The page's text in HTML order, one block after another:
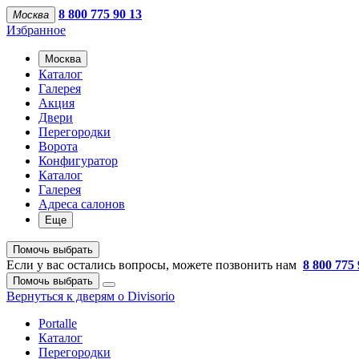
Москва
8 800 775 90 13
Избранное
Москва
Каталог
Галерея
Акция
Двери
Перегородки
Ворота
Конфигуратор
Каталог
Галерея
Адреса салонов
Еще
Помочь выбрать
Если у вас остались вопросы, можете позвонить нам 8 800 775
Помочь выбрать
Вернуться к дверям о Divisorio
Portalle
Каталог
Перегородки